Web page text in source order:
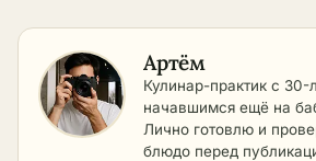
Артём
Кулинар-практик с
начавшимся ещё на
Лично готовлю и
блюдо перед